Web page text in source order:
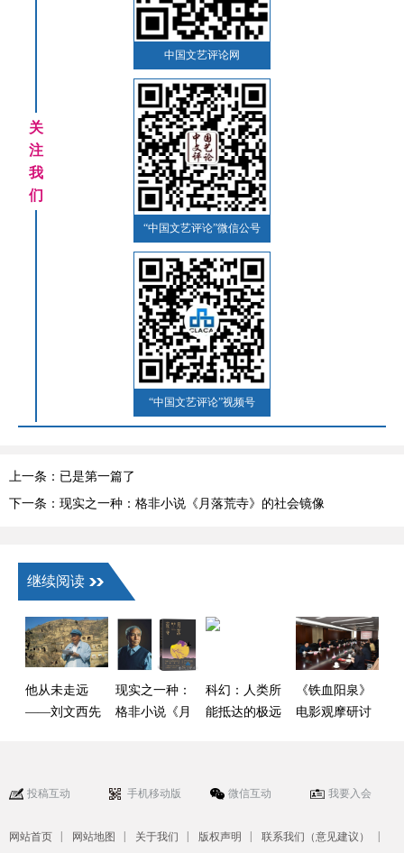
关
注
我
们
中国文艺评论网
“中国文艺评论”微信公号
“中国文艺评论”视频号
上一条：已是第一篇了
下一条：现实之一种：格非小说《月落荒寺》的社会镜像
继续阅读
他从未走远
——刘文西先
现实之一种：
格非小说《月
科幻：人类所
能抵达的极远
《铁血阳泉》
电影观摩研讨
投稿互动 手机移动版 微信互动 我要入会
网站首页 网站地图 关于我们 版权声明 联系我们（意见建议）